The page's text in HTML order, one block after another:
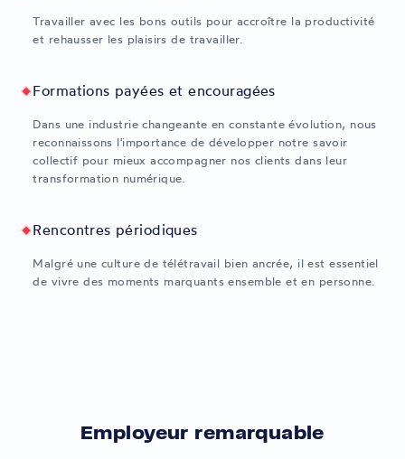
Travailler avec les bons outils pour accroître la productivité
et rehausser les plaisirs de travailler.
Formations payées et encouragées
Dans une industrie changeante en constante évolution, nous
reconnaissons l'importance de développer notre savoir
collectif pour mieux accompagner nos clients dans leur
transformation numérique.
Rencontres périodiques
Malgré une culture de télétravail bien ancrée, il est essentiel
de vivre des moments marquants ensemble et en personne.
Employeur remarquable